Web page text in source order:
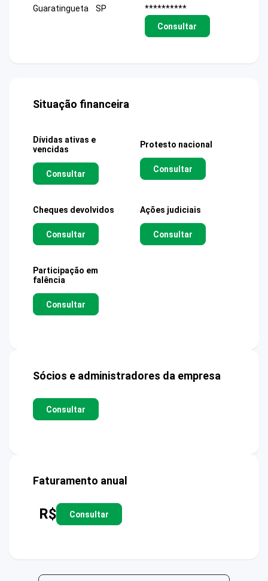
Guaratingueta
SP
**********
Consultar
Situação financeira
Dívidas ativas e
vencidas
Consultar
Protesto nacional
Consultar
Cheques devolvidos
Consultar
Ações judiciais
Consultar
Participação em
falência
Consultar
Sócios e administradores da empresa
Consultar
Faturamento anual
R$ Consultar